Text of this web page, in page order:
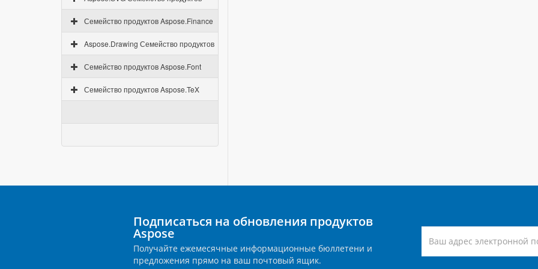
Семейство продуктов Aspose.Finance
Aspose.Drawing Семейство продуктов
Семейство продуктов Aspose.Font
Семейство продуктов Aspose.TeX
Подписаться на обновления продуктов
Aspose
Получайте ежемесячные информационные бюллетени и
предложения прямо на ваш почтовый ящик.